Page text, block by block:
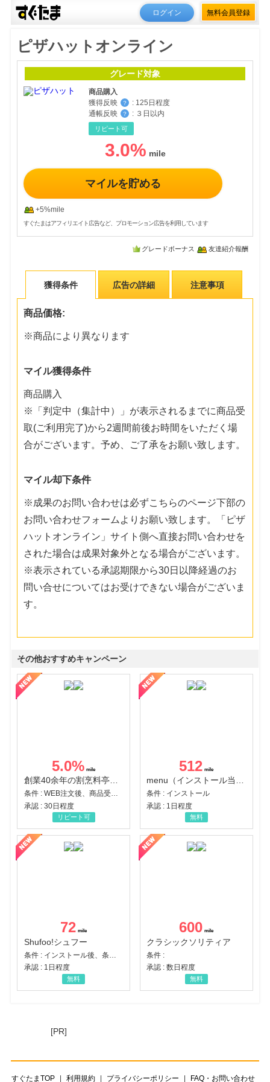
ログイン 無料会員登録
ピザハットオンライン
グレード対象
商品購入
獲得反映
？ : 125日程度
通帳反映
？ : ３日以内
リピート可
3.0%
マイルを貯める
+5%mile
すぐたまはアフィリエイト広告など、プロモーション広告を利用しています
グレードボーナス 友達紹介報酬
獲得条件 広告の詳細 注意事項
商品価格:
※商品により異なります
マイル獲得条件
商品購入
※「判定中（集計中）」が表示されるまでに商品受
取(ご利用完了)から2週間前後お時間をいただく場
合がございます。予め、ご了承をお願い致します。
マイル却下条件
※成果のお問い合わせは必ずこちらのページ下部の
お問い合わせフォームよりお願い致します。「ピザ
ハットオンライン」サイト側へ直接お問い合わせを
された場合は成果対象外となる場合がございます。
※表示されている承認期限から30日以降経過のお
問い合せについてはお受けできない場合がございま
す。
その他おすすめキャンペーン
5.0%
創業40余年の割烹料亭千賀監修【おせちの千賀屋】おもてなし参道本店
条件 : WEB注文後、商品受け取り+入金確認時点
承認 : 30日程度
リピート可
512
menu（インストール当日に指定のクーポンコード経由で1,500円（税込）以上の初回注文完了）（Android）
条件 : インストール
承認 : 1日程度
無料
72
Shufoo!シュフー
承認 : 1日程度
無料
600
クラシックソリティア
条件 :
承認 : 数日程度
無料
[PR]
すぐたまTOP 利用規約 プライバシーポリシー FAQ・お問い合わせ